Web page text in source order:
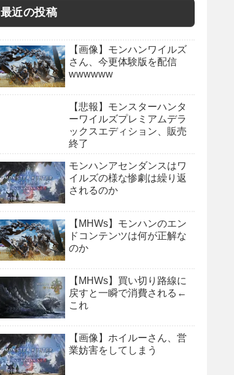
最近の投稿
【画像】モンハンワイルズ
さん、今更体験版を配信
wwwwww
【悲報】モンスターハンタ
ーワイルズプレミアムデラ
ックスエディション、販売
終了
モンハンアセンダンスはワ
イルズの様な惨劇は繰り返
されるのか
【MHWs】モンハンのエン
ドコンテンツは何が正解な
のか
【MHWs】買い切り路線に
戻すと一瞬で消費される←
これ
【画像】ホイルーさん、営
業妨害をしてしまう